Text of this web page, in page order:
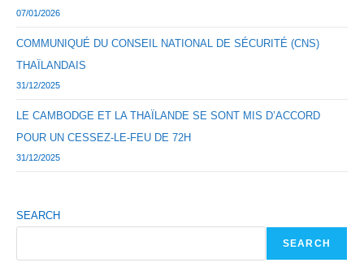
07/01/2026
COMMUNIQUÉ DU CONSEIL NATIONAL DE SÉCURITÉ (CNS)
THAÏLANDAIS
31/12/2025
LE CAMBODGE ET LA THAÏLANDE SE SONT MIS D’ACCORD
POUR UN CESSEZ-LE-FEU DE 72H
31/12/2025
SEARCH
SEARCH